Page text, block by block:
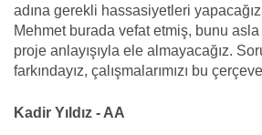
adına gerekli hassasiyetleri
Mehmet burada vefat etmiş, bunu
proje anlayışıyla ele almayacağız.
farkındayız, çalışmalarımızı bu
Kadir Yıldız - AA